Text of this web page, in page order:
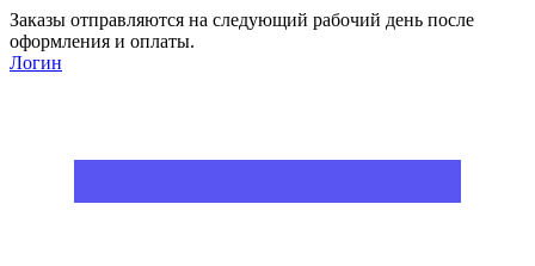
Заказы отправляются на следующий рабочий день после
оформления и оплаты.
Логин